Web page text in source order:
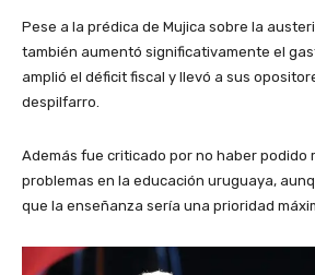
Pese a la prédica de Mujica sobre la
también aumentó significativamente el
amplió el déficit fiscal y llevó a sus
despilfarro.
Además fue criticado por no haber podido
problemas en la educación uruguaya,
que la enseñanza sería una prioridad